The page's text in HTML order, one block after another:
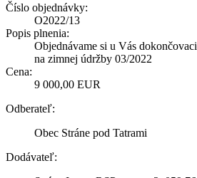
Číslo objednávky:
O2022/13
Popis plnenia:
Objednávame si u Vás
na zimnej údržby 03/2022
Cena:
9 000,00 EUR
Odberateľ:
Obec Stráne pod Tatrami
Dodávateľ: